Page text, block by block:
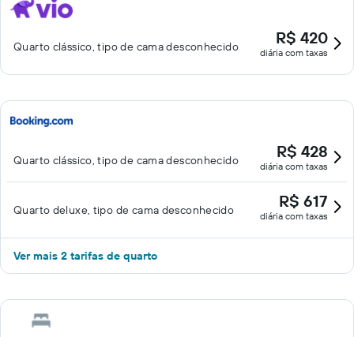
Quarto clássico, tipo de cama desconhecido R$ 420
diária com taxas
Quarto clássico, tipo de cama desconhecido R$ 428
diária com taxas
Quarto deluxe, tipo de cama desconhecido R$ 617
diária com taxas
Ver mais 2 tarifas de quarto